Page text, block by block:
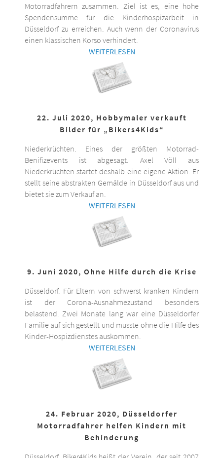
Motorradfahrern zusammen. Ziel ist es, eine hohe
Spendensumme für die Kinderhospizarbeit in
Düsseldorf zu erreichen. Auch wenn der Coronavirus
einen klassischen Korso verhindert.
WEITERLESEN
22. Juli 2020, Hobbymaler verkauft
Bilder für „Bikers4Kids“
Niederkrüchten. Eines der größten Motorrad-
Benifizevents ist abgesagt. Axel Völl aus
Niederkrüchten startet deshalb eine eigene Aktion. Er
stellt seine abstrakten Gemälde in Düsseldorf aus und
bietet sie zum Verkauf an.
WEITERLESEN
9. Juni 2020, Ohne Hilfe durch die Krise
Düsseldorf. Für Eltern von schwerst kranken Kindern
ist der Corona-Ausnahmezustand besonders
belastend. Zwei Monate lang war eine Düsseldorfer
Familie auf sich gestellt und musste ohne die Hilfe des
Kinder-Hospizdienstes auskommen.
WEITERLESEN
24. Februar 2020, Düsseldorfer
Motorradfahrer helfen Kindern mit
Behinderung